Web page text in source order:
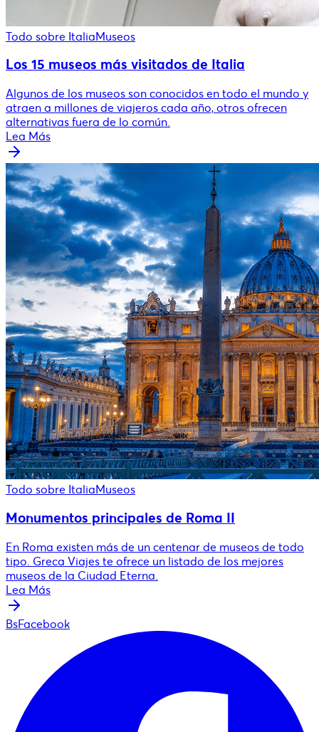
Todo sobre ItaliaMuseos
Los 15 museos más visitados de Italia
Algunos de los museos son conocidos en todo el mundo y
atraen a millones de viajeros cada año, otros ofrecen
alternativas fuera de lo común.
Lea Más
Todo sobre ItaliaMuseos
Monumentos principales de Roma II
En Roma existen más de un centenar de museos de todo
tipo. Greca Viajes te ofrece un listado de los mejores
museos de la Ciudad Eterna.
Lea Más
BsFacebook